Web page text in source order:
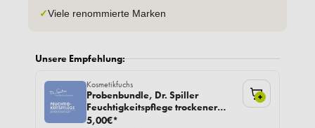
✓Viele renommierte Marken
Unsere Empfehlung:
Kosmetikfuchs
Probenbundle, Dr. Spiller
Feuchtigkeitspflege trockener
Haut
5,00€*
+